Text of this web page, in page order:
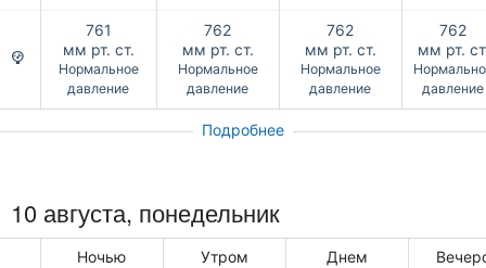
761
мм рт. ст.
Нормальное
давление
762
мм рт. ст.
Нормальное
давление
762
мм рт. ст.
Нормальное
давление
762
мм рт.
давление
Подробнее
10 августа, понедельник
Ночью Утром Днем